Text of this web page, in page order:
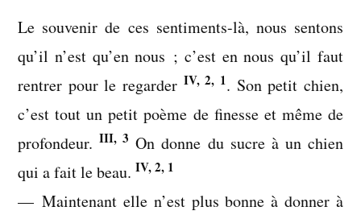
Le souvenir de ces sentiments-là, nous sentons
qu’il n’est qu’en nous ; c’est en nous qu’il faut
rentrer pour le regarder IV, 2, 1. Son petit chien,
c’est tout un petit poème de finesse et même de
profondeur.III, 3 On donne du sucre à un chien
qui a fait le beau. IV, 2, 1
— Maintenant elle n’est plus bonne à donner à